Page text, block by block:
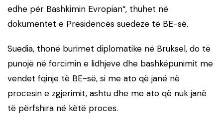
edhe për Bashkimin Evropian“, thuhet në
dokumentet e Presidencës suedeze të BE-së.
Suedia, thonë burimet diplomatike në Bruksel, do të
punojë në forcimin e lidhjeve dhe bashkëpunimit me
vendet fqinje të BE-së, si me ato që janë në
procesin e zgjerimit, ashtu dhe me ato që nuk janë
të përfshira në këtë proces.